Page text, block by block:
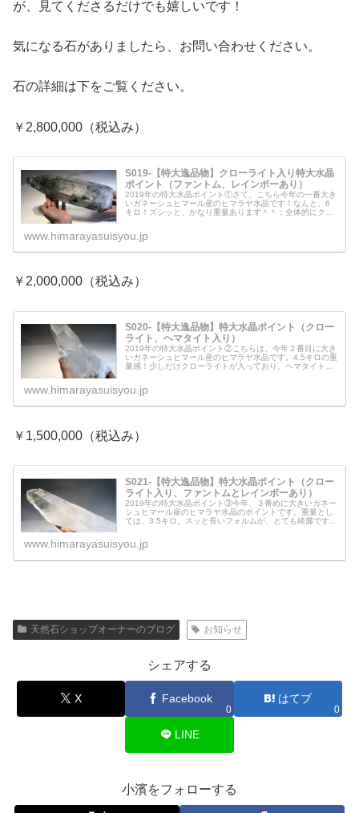
が、見てくださるだけでも嬉しいです！
気になる石がありましたら、お問い合わせください。
石の詳細は下をご覧ください。
￥2,800,000（税込み）
S019-【特大逸品物】クローライト入り特大水晶
ポイント（ファントム、レインボーあり）
2019年の特大水晶ポイント①さて、こちら今年の一番大き
いガネーシュヒマール産のヒマラヤ水晶です！なんと、6
キロ！ズシッと、かなり重量あります＾＾；全体的にクロ
www.himarayasuisyou.jp
￥2,000,000（税込み）
S020-【特大逸品物】特大水晶ポイント（クロー
ライト、ヘマタイト入り）
2019年の特大水晶ポイント②こちらは、今年２番目に大き
いガネーシュヒマール産のヒマラヤ水晶です。4.5キロの重
量感！少しだけクローライトが入っており、ヘマタイトも
www.himarayasuisyou.jp
￥1,500,000（税込み）
S021-【特大逸品物】特大水晶ポイント（クロー
ライト入り、ファントムとレインボーあり）
2019年の特大水晶ポイント③今年、３番めに大きいガネー
シュヒマール産のヒマラヤ水晶のポイントです。重量とし
ては、3.5キロ。スッと長いフォルムが、とても綺麗です☆
いますよ＾＾先端のファン...
www.himarayasuisyou.jp
天然石ショップオーナーのブログ お知らせ
シェアする
X Facebook
0
はてブ
0
LINE
小濱をフォローする